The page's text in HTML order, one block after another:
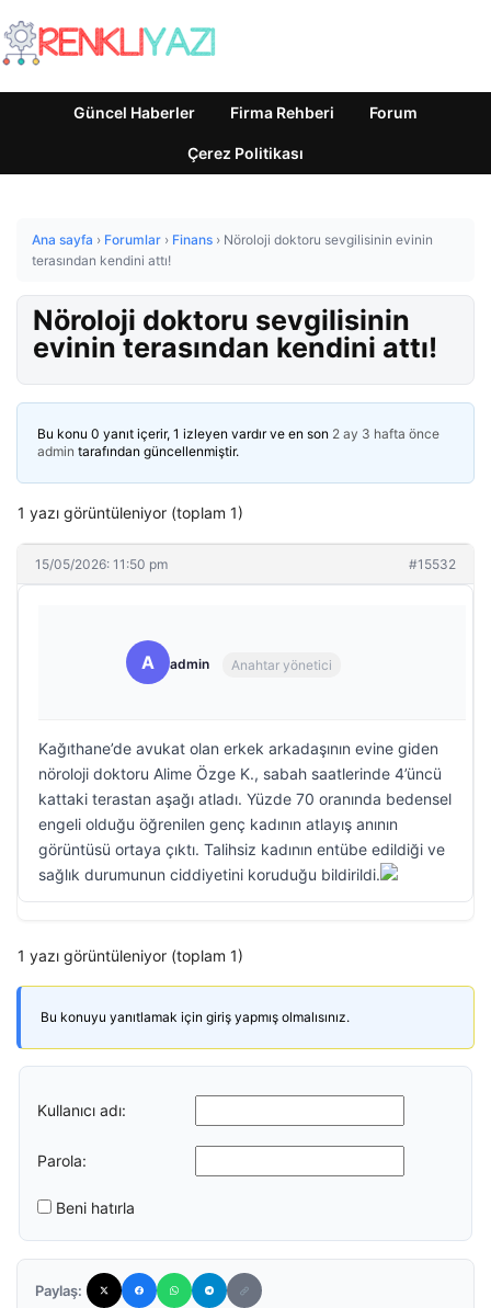
Güncel Haberler Firma Rehberi Forum
Çerez Politikası
Ana sayfa › Forumlar › Finans › Nöroloji doktoru sevgilisinin evinin
terasından kendini attı!
Nöroloji doktoru sevgilisinin
evinin terasından kendini attı!
Bu konu 0 yanıt içerir, 1 izleyen vardır ve en son 2 ay 3 hafta önce
admin tarafından güncellenmiştir.
1 yazı görüntüleniyor (toplam 1)
15/05/2026: 11:50 pm #15532
A admin Anahtar yönetici
Kağıthane’de avukat olan erkek arkadaşının evine giden
nöroloji doktoru Alime Özge K., sabah saatlerinde 4’üncü
kattaki terastan aşağı atladı. Yüzde 70 oranında bedensel
engeli olduğu öğrenilen genç kadının atlayış anının
görüntüsü ortaya çıktı. Talihsiz kadının entübe edildiği ve
sağlık durumunun ciddiyetini koruduğu bildirildi.
1 yazı görüntüleniyor (toplam 1)
Bu konuyu yanıtlamak için giriş yapmış olmalısınız.
Kullanıcı adı:
Parola:
Beni hatırla
Paylaş: